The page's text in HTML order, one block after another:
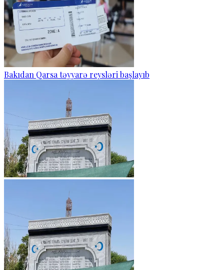
Bakıdan Qarsa təyyarə reysləri başlayıb